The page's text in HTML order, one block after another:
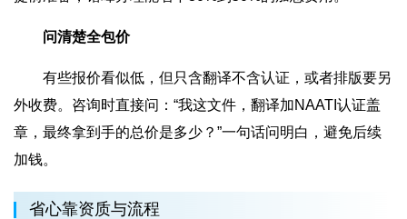
问清楚全包价
有些报价看似低，但只含翻译不含认证，或者排版要另
外收费。咨询时直接问：“我这文件，翻译加NAATI认证盖
章，最终拿到手的总价是多少？”一句话问明白，避免后续
加钱。
省心靠资质与流程